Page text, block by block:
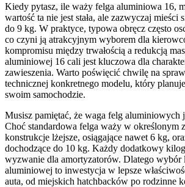
Kiedy pytasz, ile waży felga aluminiowa 16,
wartość ta nie jest stała, ale zazwyczaj mieści
do 9 kg. W praktyce, typowa obręcz często
co czyni ją atrakcyjnym wyborem dla
kompromisu między trwałością a redukcją
aluminiowej 16 cali jest kluczowa dla
zawieszenia. Warto poświęcić chwilę na
technicznej konkretnego modelu, który
swoim samochodzie.
Musisz pamiętać, że waga felg aluminiowych
Choć standardowa felga waży w określonym
konstrukcje lżejsze, osiągające nawet 6 kg,
dochodzące do 10 kg. Każdy dodatkowy
wyzwanie dla amortyzatorów. Dlatego wybór
aluminiowej to inwestycja w lepsze
auta, od miejskich hatchbacków po rodzinne